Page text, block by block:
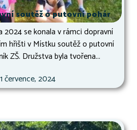
soutěž o putovní pohár
2024 se konala v rámci dopravní
hřišti v Místku soutěž o putovní
ZŠ. Družstva byla tvořena...
1 července, 2024